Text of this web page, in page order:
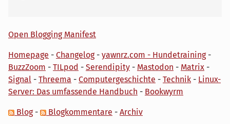
Open Blogging Manifest
Homepage - Changelog- yawnrz.com - Hundetraining-
BuzzZoom - TILpod - Serendipity - Mastodon - Matrix -
Signal - Threema - Computergeschichte - Technik - Linux-
Server: Das umfassende Handbuch - Bookwyrm
Blog- Blogkommentare - Archiv